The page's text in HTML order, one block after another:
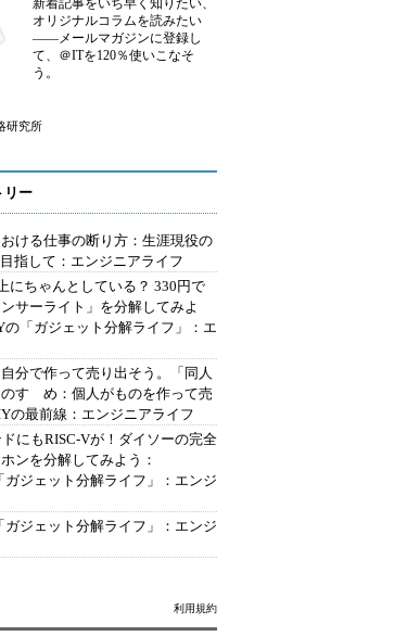
新着記事をいち早く知りたい、
オリジナルコラムを読みたい
――メールマガジンに登録し
て、＠ITを120％使いこなそ
う。
研究所
リー
ける仕事の断り方：生涯現役の
指して：エンジニアライフ
にちゃんとしている？ 330円で
サーライト」を分解してみよ
の「ガジェット分解ライフ」：エ
分で作って売り出そう。「同人
すゝめ：個人がものを作って売
の最前線：エンジニアライフ
にもRISC-Vが！ダイソーの完全
ンを分解してみよう：
ガジェット分解ライフ」：エンジ
ガジェット分解ライフ」：エンジ
利用規約